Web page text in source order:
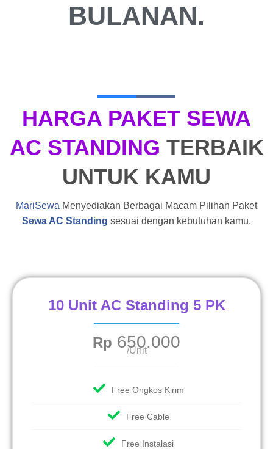
BULANAN.
HARGA PAKET SEWA
AC STANDING TERBAIK
UNTUK KAMU
MariSewa Menyediakan Berbagai Macam Pilihan Paket
Sewa AC Standing sesuai dengan kebutuhan kamu.
10 Unit AC Standing 5 PK
Rp 650.000
/Unit
Free Ongkos Kirim
Free Cable
Free Instalasi